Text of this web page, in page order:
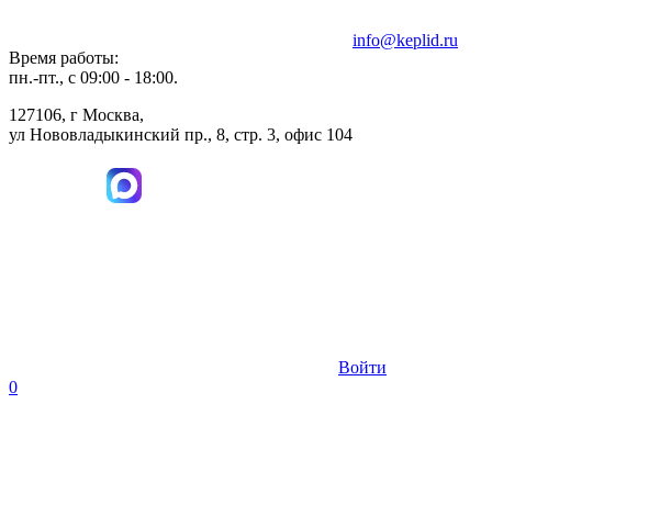
Время работы:
пн.-пт., с 09:00 - 18:00.
127106, г Москва,
ул Нововладыкинский пр., 8, стр. 3, офис 104
info@keplid.ru
Войти
0